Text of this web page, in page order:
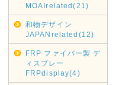
MOAIrelated(21)
和物デザイン
JAPANrelated(12)
FRP ファイバー製 デ
ィスプレー
FRPdisplay(4)